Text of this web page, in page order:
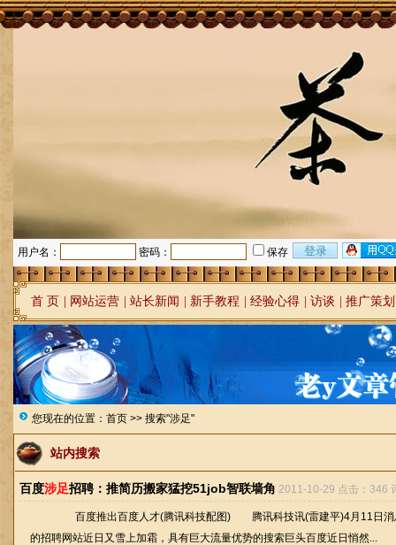
用户名： 密码： 保存
首 页 网站运营 站长新闻 新手教程 经验心得 访谈 推广策划
您现在的位置： 首页 >> 搜索"涉足"
站内搜索
百度涉足招聘：推简历搬家猛挖51job智联墙角 2011-10-29 点击：346
百度推出百度人才(腾讯科技配图) 腾讯科技讯(雷建平)4月11日消息
的招聘网站近日又雪上加霜，具有巨大流量优势的搜索巨头百度近日悄然...